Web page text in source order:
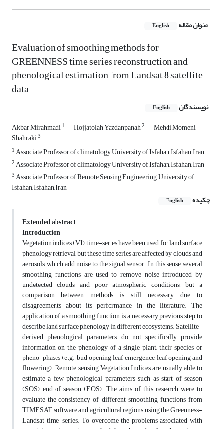
عنوان مقاله English
Evaluation of smoothing methods for
GREENNESS time series reconstruction and
phenological estimation from Landsat 8 satellite
data
نویسندگان English
Akbar Mirahmadi1 Hojjatolah Yazdanpanah2 Mehdi Momeni
Shahraki3
1Associate Professor of climatology, University of Isfahan, Isfahan, Iran
2Associate Professor of climatology, University of Isfahan, Isfahan, Iran
3Associate Professor of Remote Sensing Engineering, University of
Isfahan, Isfahan, Iran
چکیده
English
Extended abstract
Introduction
Vegetation indices (VI) time-series have been used for land surface
phenology retrieval but these time series are affected by clouds and
aerosols, which add noise to the signal sensor. In this sense, several
smoothing functions are used to remove noise introduced by
undetected clouds and poor atmospheric conditions, but a
comparison between methods is still necessary due to
disagreements about its performance in the literature. The
application of a smoothing function is a necessary previous step to
describe land surface phenology in different ecosystems. Satellite-
derived phenological parameters do not specifically provide
information on the phenology of a single plant, their species or
pheno-phases (e.g., bud opening, leaf emergence, leaf opening and
flowering). Remote sensing Vegetation Indices are usually able to
estimate a few phenological parameters such as start of season
(SOS), end of season (EOS). The aims of this research were to
evaluate the consistency of different smoothing functions from
TIMESAT software and agricultural regions using the Greenness-
Landsat time-series. To overcome the problems associated with